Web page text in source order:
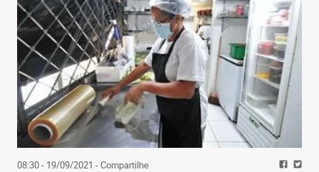
08:30 - 19/09/2021 - Compartilhe